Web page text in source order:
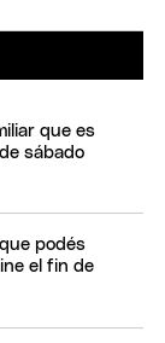
que es
sábado
podés
el fin de